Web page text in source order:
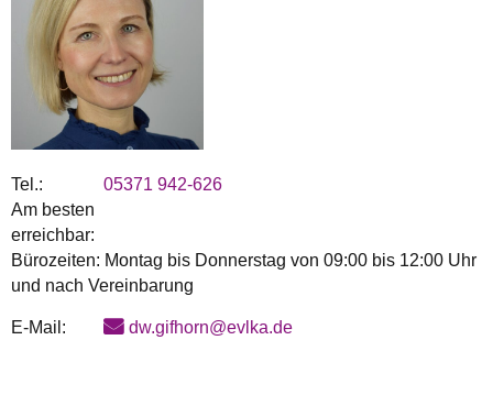
Tel.:
05371 942-626
Am besten
erreichbar:
Bürozeiten: Montag bis Donnerstag von 09:00 bis 12:00 Uhr
und nach Vereinbarung
E-Mail: dw.gifhorn@evlka.de